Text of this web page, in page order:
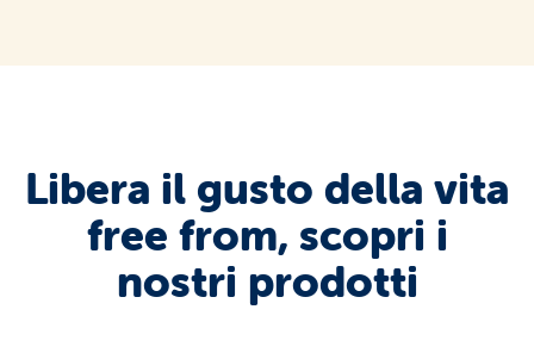
Libera il gusto della vita
free from, scopri i
nostri prodotti